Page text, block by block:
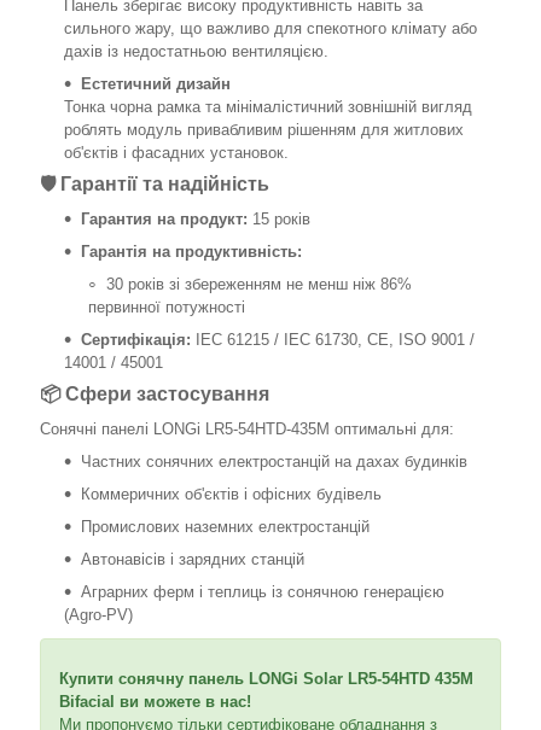
Панель зберігає високу продуктивність навіть за
сильного жару, що важливо для спекотного клімату або
дахів із недостатньою вентиляцією.
Естетичний дизайн
Тонка чорна рамка та мінімалістичний зовнішній вигляд
роблять модуль привабливим рішенням для житлових
об'єктів і фасадних установок.
🛡️ Гарантії та надійність
Гарантия на продукт: 15 років
Гарантія на продуктивність:
30 років зі збереженням не менш ніж 86%
первинної потужності
Сертифікація: IEC 61215 / IEC 61730, CE, ISO 9001 /
14001 / 45001
📦 Сфери застосування
Сонячні панелі LONGi LR5-54HTD-435M оптимальні для:
Частних сонячних електростанцій на дахах будинків
Коммеричних об'єктів і офісних будівель
Промислових наземних електростанцій
Автонавісів і зарядних станцій
Аграрних ферм і теплиць із сонячною генерацією
(Agro-PV)
Купити сонячну панель LONGi Solar LR5-54HTD 435M
Bifacial ви можете в нас!
Ми пропонуємо тільки сертифіковане обладнання з